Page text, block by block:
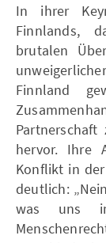
In ihrer
Finnlands,
brutalen
Finnland
hervor. Ihre
Konflikt in
deutlich:
was uns